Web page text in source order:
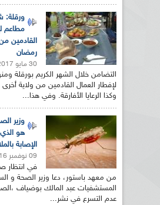
ورقلة:
مطاعم
القادمين
رمضان
30 مايو 2017
التضامن خلال الشهر الكريم بورقلة
لإفطار العمال القادمين من ولاية
وكذا الرعايا الأفارقة. وفي هذا...
وزير
هو
الإصابة
09 نوفمبر 2016
في انتظار
من معهد باستور، دعا وزير الصحة و
المستشفيات عبد المالك بوضياف
عدم التسرع في نشر...